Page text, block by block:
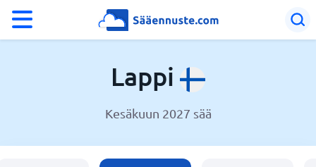
Lappi
Kesäkuun 2027 sää